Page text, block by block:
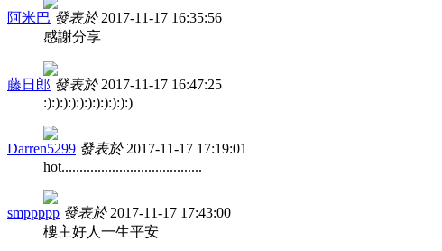
阿米巴 發表於 2017-11-17 16:35:56
感謝分享
藤日郎 發表於 2017-11-17 16:47:25
:):):):):):):):):):):)
Darren5299 發表於 2017-11-17 17:19:01
hot.......................................
smppppp 發表於 2017-11-17 17:43:00
樓主好人一生平安